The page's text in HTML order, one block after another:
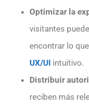
Optimizar la
visitantes
encontrar lo
UX/UI intuitivo.
Distribuir
reciben más